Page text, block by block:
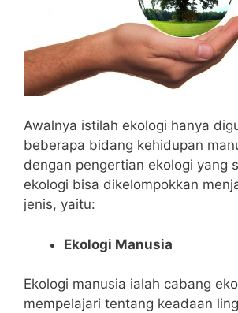
Awalnya istilah ekologi hanya
beberapa bidang kehidupan
dengan pengertian ekologi yang
ekologi bisa dikelompokkan
jenis, yaitu:
Ekologi Manusia
Ekologi manusia ialah cabang
mempelajari tentang keadaan